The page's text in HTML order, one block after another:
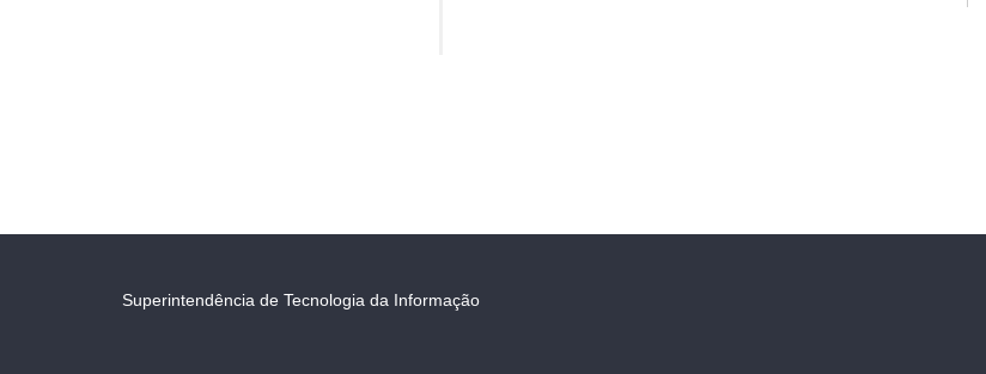
Superintendência de Tecnologia da Informação